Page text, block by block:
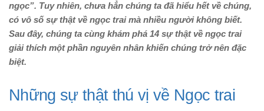
ngọc”. Tuy nhiên, chưa hẳn chúng ta đã hiểu hết về chúng,
có vô số sự thật về ngọc trai mà nhiều người không biết.
Sau đây, chúng ta cùng khám phá 14 sự thật về ngọc trai
giải thích một phần nguyên nhân khiến chúng trở nên đặc
biệt.
Những sự thật thú vị về Ngọc trai